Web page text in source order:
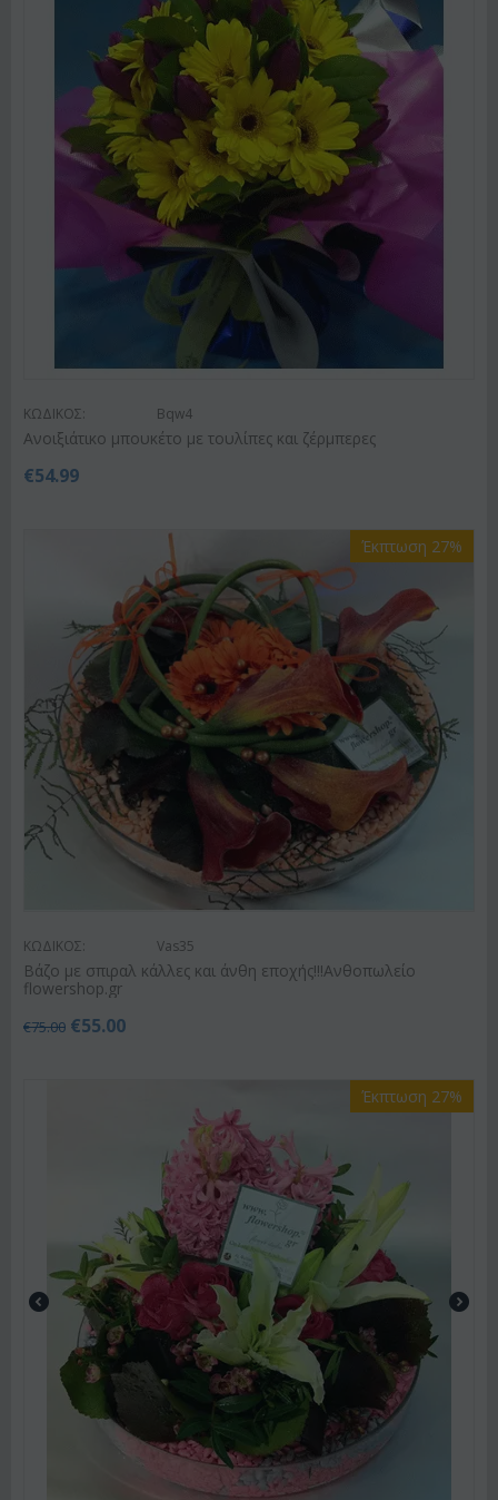
ΚΩΔΙΚΟΣ: Bqw4
Ανοιξιάτικο μπουκέτο με τουλίπες και ζέρμπερες
€54.99
Έκπτωση 27%
ΚΩΔΙΚΟΣ: Vas35
Βάζο με σπιραλ κάλλες και άνθη εποχής!!!Ανθοπωλείο
flowershop.gr
€75.00 €55.00
Έκπτωση 27%